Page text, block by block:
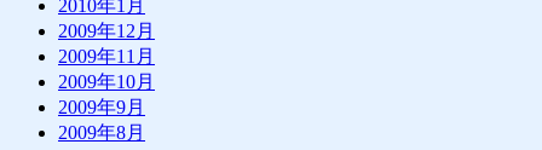
2010年1月
2009年12月
2009年11月
2009年10月
2009年9月
2009年8月